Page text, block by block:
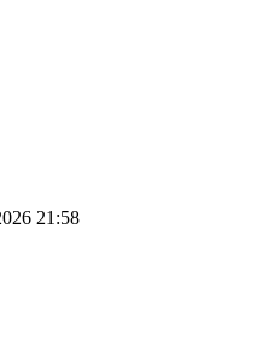
21:58